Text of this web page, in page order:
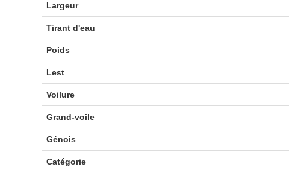
Largeur
Tirant d'eau
Poids
Lest
Voilure
Grand-voile
Génois
Catégorie